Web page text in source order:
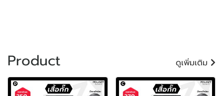
Product ดูเพิ่มเติม